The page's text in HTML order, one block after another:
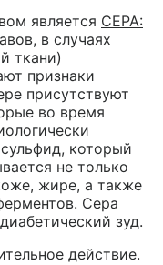
является СЕРА:
в случаях
ткани)
признаки
присутствуют
во время
который
не только
жире, а также
Сера
зуд.
действие.